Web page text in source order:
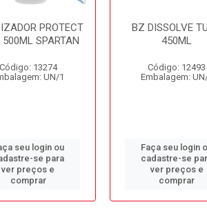
PROTECT
500ML SPARTAN
Código: 13274
UN/1
seu login ou
se para
ver preços e
comprar
BZ DISSOLVE
450ML
Código: 12493
Embalagem:
Faça seu login
cadastre-se
ver preços e
comprar